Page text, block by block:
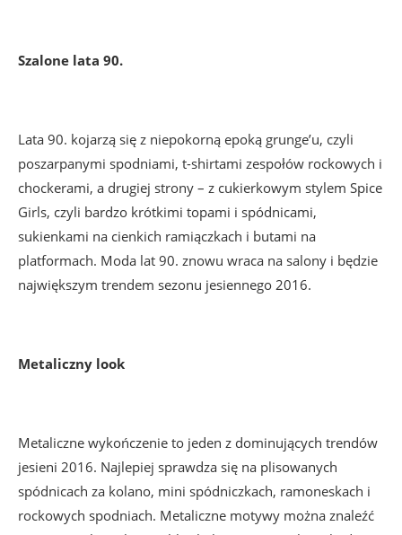
Szalone lata 90.
Lata 90. kojarzą się z niepokorną epoką grunge’u, czyli
poszarpanymi spodniami, t-shirtami zespołów rockowych i
chockerami, a drugiej strony – z cukierkowym stylem Spice
Girls, czyli bardzo krótkimi topami i spódnicami,
sukienkami na cienkich ramiączkach i butami na
platformach. Moda lat 90. znowu wraca na salony i będzie
największym trendem sezonu jesiennego 2016.
Metaliczny look
Metaliczne wykończenie to jeden z dominujących trendów
jesieni 2016. Najlepiej sprawdza się na plisowanych
spódnicach za kolano, mini spódniczkach, ramoneskach i
rockowych spodniach. Metaliczne motywy można znaleźć